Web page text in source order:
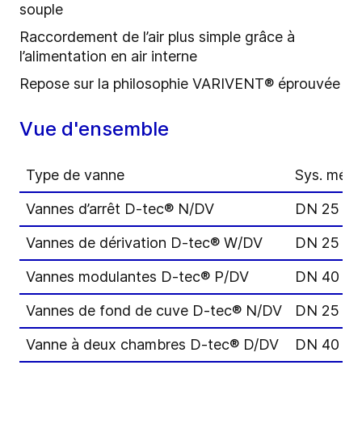
souple
Raccordement de l’air plus simple grâce à
l’alimentation en air interne
Repose sur la philosophie VARIVENT® éprouvée
Vue d'ensemble
Type de vanne
Sys.
Vannes d’arrêt D-tec® N/DV
DN 25 –
Vannes de dérivation D-tec® W/DV
DN 25 –
Vannes modulantes D-tec® P/DV
DN 40 –
Vannes de fond de cuve D-tec® N/DV
DN 25 –
Vanne à deux chambres D-tec® D/DV
DN 40 –